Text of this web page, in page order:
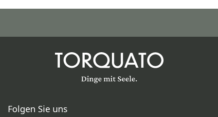
Folgen Sie uns